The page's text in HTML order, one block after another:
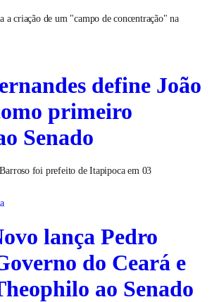
a criação de um "campo de concentração" na
define João
primeiro
Senado
foi prefeito de Itapipoca em 03
lança Pedro
do Ceará e
ao Senado